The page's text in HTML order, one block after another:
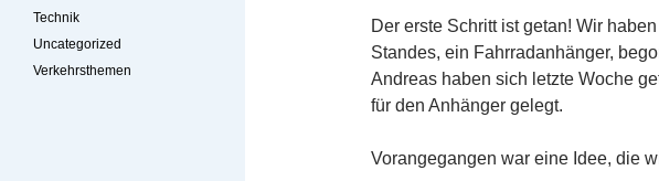
Der erste Schritt ist getan! Wir
Standes, ein Fahrradanhänger,
Andreas haben sich letzte Woche
für den Anhänger gelegt.
Vorangegangen war eine Idee, die
Technik
Uncategorized
Verkehrsthemen